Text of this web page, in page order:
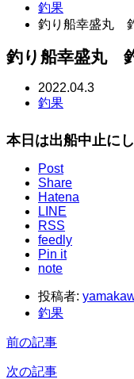
釣果
釣り船幸盛丸
釣り船幸盛丸
2022.04.3
釣果
本日は出船中止にし
Post
Share
Hatena
LINE
RSS
feedly
Pin it
note
投稿者:
釣果
前の記事
次の記事